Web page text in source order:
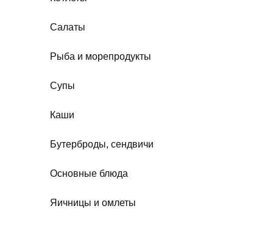
Салаты
Рыба и морепродукты
Супы
Каши
Бутерброды, сендвичи
Основные блюда
Яичницы и омлеты